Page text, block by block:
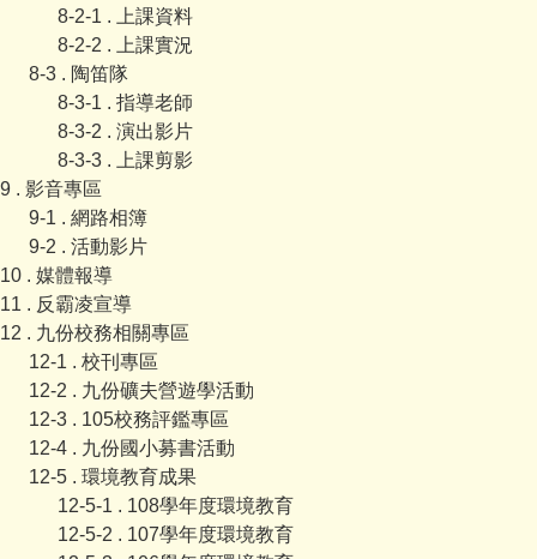
8-2-1 . 上課資料
8-2-2 . 上課實況
8-3 . 陶笛隊
8-3-1 . 指導老師
8-3-2 . 演出影片
8-3-3 . 上課剪影
9 . 影音專區
9-1 . 網路相簿
9-2 . 活動影片
10 . 媒體報導
11 . 反霸凌宣導
12 . 九份校務相關專區
12-1 . 校刊專區
12-2 . 九份礦夫營遊學活動
12-3 . 105校務評鑑專區
12-4 . 九份國小募書活動
12-5 . 環境教育成果
12-5-1 . 108學年度環境教育
12-5-2 . 107學年度環境教育